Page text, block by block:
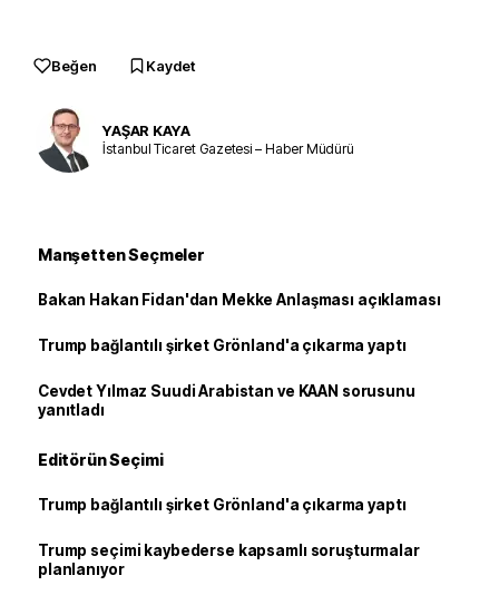
Beğen Kaydet
YAŞAR KAYA
İstanbul Ticaret Gazetesi – Haber Müdürü
Manşetten Seçmeler
Bakan Hakan Fidan'dan Mekke Anlaşması açıklaması
Trump bağlantılı şirket Grönland'a çıkarma yaptı
Cevdet Yılmaz Suudi Arabistan ve KAAN sorusunu
yanıtladı
Editörün Seçimi
Trump bağlantılı şirket Grönland'a çıkarma yaptı
Trump seçimi kaybederse kapsamlı soruşturmalar
planlanıyor